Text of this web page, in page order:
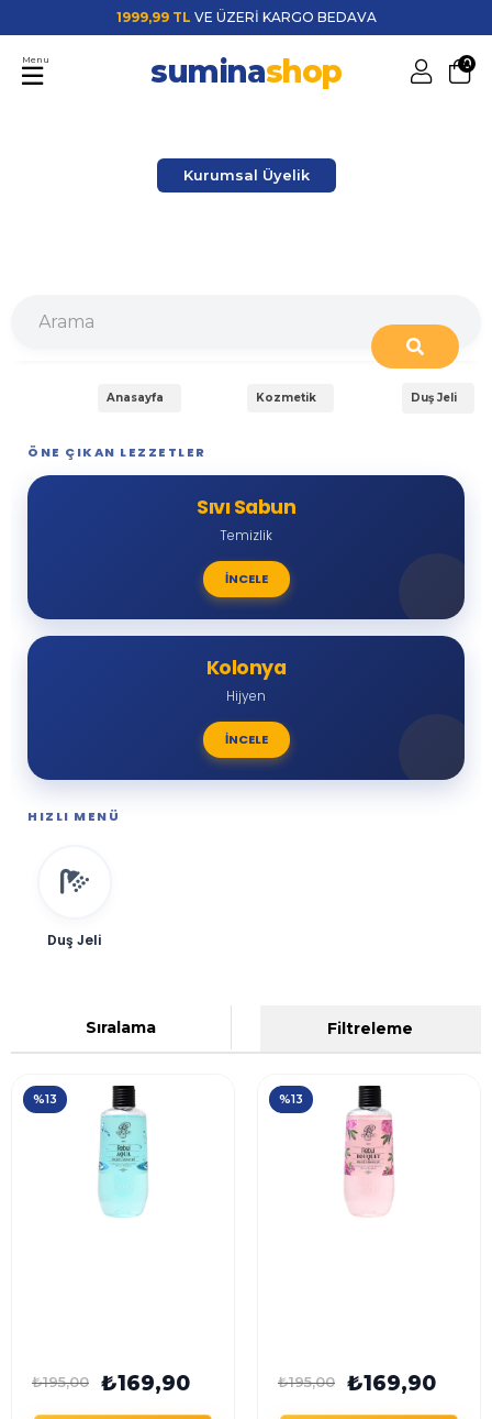
1999,99 TL VE ÜZERİ KARGO BEDAVA
suminashop 0
Menu
Kurumsal Üyelik
Anasayfa Kozmetik Duş Jeli
ÖNE ÇIKAN LEZZETLER
Sıvı Sabun
Temizlik
İNCELE
Kolonya
Hijyen
İNCELE
HIZLI MENÜ
Duş Jeli
Filtreleme
Sıralama
₺169,90
₺195,00
%13
₺169,90
₺195,00
%13